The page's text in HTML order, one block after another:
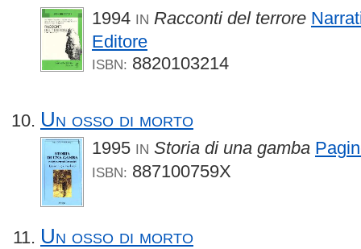
1994 IN Racconti del terrore
Editore
ISBN: 8820103214
Un osso di morto
1995 IN Storia di una gamba
ISBN: 887100759X
Un osso di morto